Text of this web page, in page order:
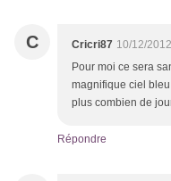
C Cricri87 10/12/
Pour moi ce sera
magnifique ciel
plus combien de
Répondre